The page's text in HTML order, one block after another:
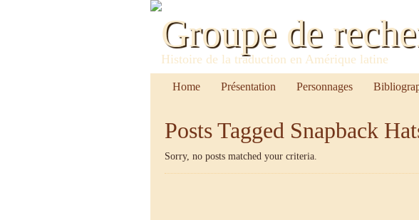
Groupe de
Histoire de la traduction en Amérique latine
Home Présentation Personnages
Posts Tagged Snapback
Sorry, no posts matched your criteria.